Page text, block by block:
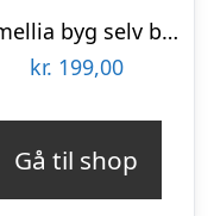
Camellia byg selv blomst Rokrâ¢ (AF011)
kr. 199,00
Gå til shop